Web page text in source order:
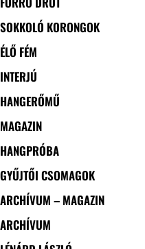
SOKKOLÓ KORONGOK
ÉLŐ FÉM
INTERJÚ
HANGERŐMŰ
MAGAZIN
HANGPRÓBA
GYŰJTŐI CSOMAGOK
ARCHÍVUM – MAGAZIN
ARCHÍVUM